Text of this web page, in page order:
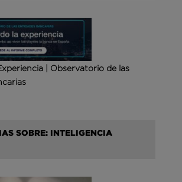
| Observatorio de las
SOBRE: INTELIGENCIA